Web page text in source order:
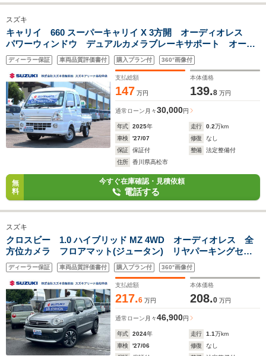
スズキ
キャリイ 660 スーパーキャリイ X 3方開 オーディオレス
パワーウィンドウ デュアルカメラブレーキサポート オーバ
ーヘッドシェルフ マニュアルエアコン キーレスエントリ
ー アクセサリーソケット LEDヘッドランプ リヤパーキン
グセンサー
ディーラー保証 車両品質評価書付 購入プラン付 360°画像付
支払総額
147 万円
本体価格
139.8 万円
通常ローン 月々30,000円
年式 2025年 走行 0.2万km
車検
'27/07 修復
なし
保証
保証付 整備
法定整備付
住所
香川県高松市
無
料
今すぐ在庫確認・見積依頼
電話する
スズキ
クロスビー 1.0 ハイブリッド MZ 4WD オーディオレス 全
方位カメラ フロアマット(ジュータン) リヤパーキングセン
サー ステアリングオーディオスイッチ ACC デュアルカメ
ラブレーキサポート シートヒーター(運転助手席)ト パドル
シフト
ディーラー保証 車両品質評価書付 購入プラン付 360°画像付
支払総額
217.6 万円
本体価格
208.0 万円
通常ローン 月々46,900円
年式 2024年 走行 1.1万km
車検
'27/06 修復
なし